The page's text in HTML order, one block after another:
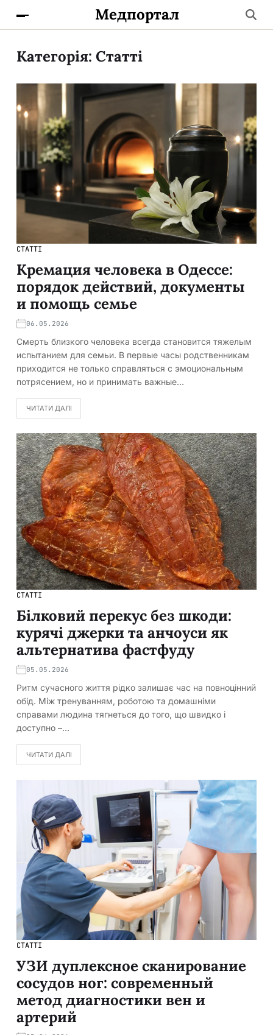
Медпортал
Категорія: Статті
СТАТТІ
Кремация человека в Одессе:
порядок действий, документы
и помощь семье
06.05.2026
Смерть близкого человека всегда становится тяжелым
испытанием для семьи. В первые часы родственникам
приходится не только справляться с эмоциональным
потрясением, но и принимать важные…
ЧИТАТИ ДАЛІ
СТАТТІ
Бiлковий перекус без шкоди:
курячi джерки та анчоуси як
альтернатива фастфуду
05.05.2026
Ритм сучасного життя рiдко залишає час на повноцiнний
обiд. Мiж тренуванням, роботою та домашнiми
справами людина тягнеться до того, що швидко i
доступно –…
ЧИТАТИ ДАЛІ
СТАТТІ
УЗИ дуплексное сканирование
сосудов ног: современный
метод диагностики вен и
артерий